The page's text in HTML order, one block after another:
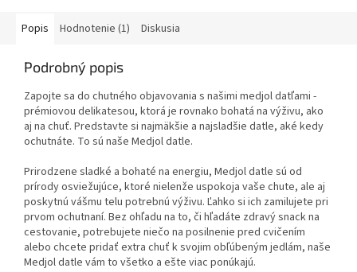
Popis Hodnotenie (1) Diskusia
Podrobný popis
Zapojte sa do chutného objavovania s našimi medjol datľami -
prémiovou delikatesou, ktorá je rovnako bohatá na výživu, ako
aj na chuť. Predstavte si najmäkšie a najsladšie datle, aké kedy
ochutnáte. To sú naše Medjol datle.
Prirodzene sladké a bohaté na energiu, Medjol datle sú od
prírody osviežujúce, ktoré nielenže uspokoja vaše chute, ale aj
poskytnú vášmu telu potrebnú výživu. Ľahko si ich zamilujete pri
prvom ochutnaní. Bez ohľadu na to, či hľadáte zdravý snack na
cestovanie, potrebujete niečo na posilnenie pred cvičením
alebo chcete pridať extra chuť k svojim obľúbeným jedlám, naše
Medjol datle vám to všetko a ešte viac ponúkajú.